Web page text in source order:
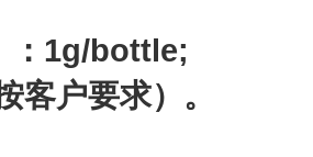
：1g/bottle;
户要求）。